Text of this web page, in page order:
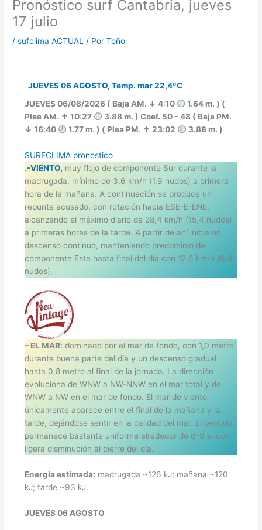
Pronóstico surf Cantabria, jueves
17 julio
/sufclima ACTUAL / PorToño
JUEVES 06 AGOSTO, Temp. mar 22,4ºC
JUEVES 06/08/2026 ( Baja AM. ↓ 4:10
1.64 m. ) (
Plea AM. ↑ 10:27
3.88 m. ) Coef. 50 – 48 ( Baja PM.
↓ 16:40
1.77 m. ) ( Plea PM. ↑ 23:02 3.88 m. )
SURFCLIMA pronostico
.-VIENTO, muy flojo de componente Sur durante la
madrugada, mínimo de 3,6 km/h (1,9 nudos) a primera
hora de la mañana. A continuación se produce un
repunte acusado, con rotación hacia ESE-E-ENE,
alcanzando el máximo diario de 28,4 km/h (15,4 nudos)
a primeras horas de la tarde. A partir de ahí inicia un
descenso continuo, manteniendo predominio de
componente Este hasta final del día con 12,6 km/h (6,8
nudos).
– EL MAR: dominado por el mar de fondo, con 1,0 metro
durante buena parte del día y un descenso gradual
hasta 0,8 metro al final de la jornada. La dirección
evoluciona de WNW a NW-NNW en el mar total y de
WNW a NW en el mar de fondo. El mar de viento
únicamente aparece entre el final de la mañana y la
tarde, dejándose sentir en la calidad del mar. El periodo
permanece bastante uniforme alrededor de 8–9 s, con
ligera disminución al cierre del día.
Energía estimada: madrugada ~126 kJ; mañana ~120
kJ; tarde ~93 kJ.
JUEVES 06 AGOSTO